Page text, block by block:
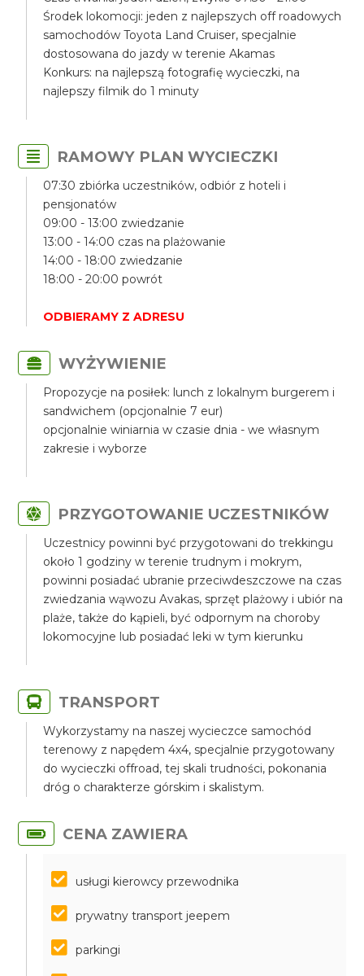
Środek lokomocji: jeden z najlepszych off roadowych
samochodów Toyota Land Cruiser, specjalnie
dostosowana do jazdy w terenie Akamas
Konkurs: na najlepszą fotografię wycieczki, na
najlepszy filmik do 1 minuty
RAMOWY PLAN WYCIECZKI
07:30 zbiórka uczestników, odbiór z hoteli i
pensjonatów
09:00 - 13:00 zwiedzanie
13:00 - 14:00 czas na plażowanie
14:00 - 18:00 zwiedzanie
18:00 - 20:00 powrót
ODBIERAMY Z ADRESU
WYŻYWIENIE
Propozycje na posiłek: lunch z lokalnym burgerem i
sandwichem (opcjonalnie 7 eur)
opcjonalnie winiarnia w czasie dnia - we własnym
zakresie i wyborze
PRZYGOTOWANIE UCZESTNIKÓW
Uczestnicy powinni być przygotowani do trekkingu
około 1 godziny w terenie trudnym i mokrym,
powinni posiadać ubranie przeciwdeszczowe na czas
zwiedzania wąwozu Avakas, sprzęt plażowy i ubiór na
plaże, także do kąpieli, być odpornym na choroby
lokomocyjne lub posiadać leki w tym kierunku
TRANSPORT
Wykorzystamy na naszej wycieczce samochód
terenowy z napędem 4x4, specjalnie przygotowany
do wycieczki offroad, tej skali trudności, pokonania
dróg o charakterze górskim i skalistym.
CENA ZAWIERA
usługi kierowcy przewodnika
prywatny transport jeepem
parkingi